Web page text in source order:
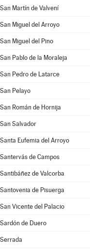
San Martín de Valvení
San Miguel del Arroyo
San Miguel del Pino
San Pablo de la Moraleja
San Pedro de Latarce
San Pelayo
San Román de Hornija
San Salvador
Santa Eufemia del Arroyo
Santervás de Campos
Santibáñez de Valcorba
Santovenia de Pisuerga
San Vicente del Palacio
Sardón de Duero
Serrada